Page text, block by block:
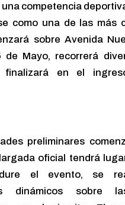
competencia
como una de las más
sobre Avenida
de Mayo, recorrerá
en el
preliminares
oficial tendrá
el evento, se
dinámicos sobre